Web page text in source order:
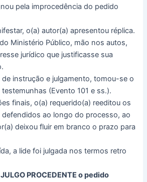
pela improcedência do pedido
o(a) autor(a) apresentou réplica.
Ministério Público, mão nos autos,
jurídico que justificasse sua
de instrução e julgamento, tomou-se o
(Evento 101 e ss.).
finais, o(a) requerido(a) reeditou os
ao longo do processo, ao
deixou fluir em branco o prazo para
a lide foi julgada nos termos retro
PROCEDENTE o pedido